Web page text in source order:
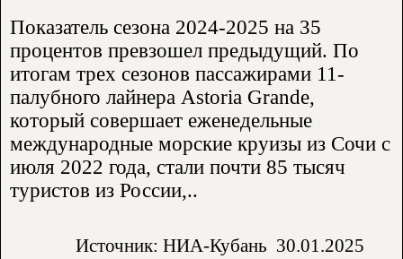
Показатель сезона 2024-2025 на 35
процентов превзошел предыдущий. По
итогам трех сезонов пассажирами 11-
палубного лайнера Astoria Grande,
который совершает еженедельные
международные морские круизы из Сочи с
июля 2022 года, стали почти 85 тысяч
туристов из России,..
Источник: НИА-Кубань 30.01.2025